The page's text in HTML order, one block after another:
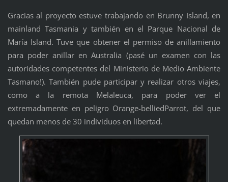
Gracias al proyecto estuve trabajando en Brunny Island, en
mainland Tasmania y también en el Parque Nacional de
María Island. Tuve que obtener el permiso de anillamiento
para poder anillar en Australia (pasé un examen con las
autoridades competentes del Ministerio de Medio Ambiente
Tasmano!). También pude participar y realizar otros viajes,
como a la remota Melaleuca, para poder ver el
extremadamente en peligro Orange-belliedParrot, del que
quedan menos de 30 individuos en libertad.